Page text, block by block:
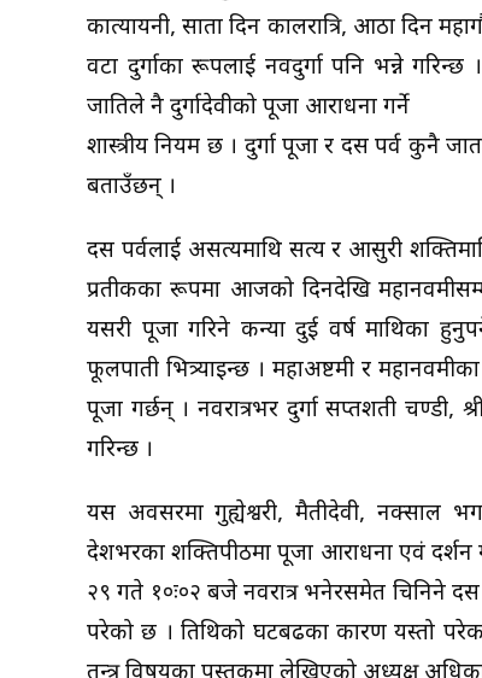
कात्यायनी, सातौँ दिन कालरात्रि, आठौँ दिन
वटा दुर्गाका रूपलाई नवदुर्गा पनि भन्ने
जातिले नै दुर्गादेवीको पूजा आराधना गर्ने
शास्त्रीय नियम छ । दुर्गा पूजा र दसैँ पर्व कुनै
बताउँछन् ।
दसैँ पर्वलाई असत्यमाथि सत्य र आसुरी
प्रतीकका रूपमा आजको दिनदेखि
यसरी पूजा गरिने कन्या दुई वर्ष माथिका
फूलपाती भित्र्याइन्छ । महाअष्टमी र
पूजा गर्छन् । नवरात्रभर दुर्गा सप्तशती चण्डी,
गरिन्छ ।
यस अवसरमा गुह्येश्वरी, मैतीदेवी, नक्साल
देशभरका शक्तिपीठमा पूजा आराधना एवं
२९ गते १०ः०२ बजे नवरात्र भनेरसमेत चिनिने दसैँ
परेको छ । तिथिको घटबढका कारण यस्तो